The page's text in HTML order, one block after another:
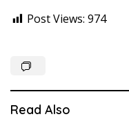
Post Views: 974
Read Also